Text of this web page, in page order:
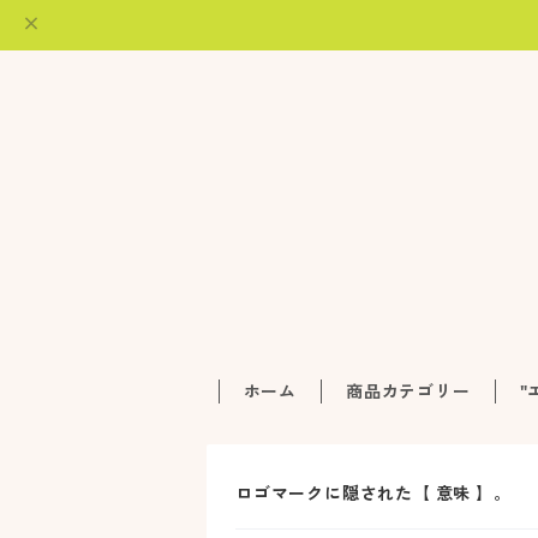
ホーム 商品カテゴリー "
ロゴマークに隠された【 意味 】。